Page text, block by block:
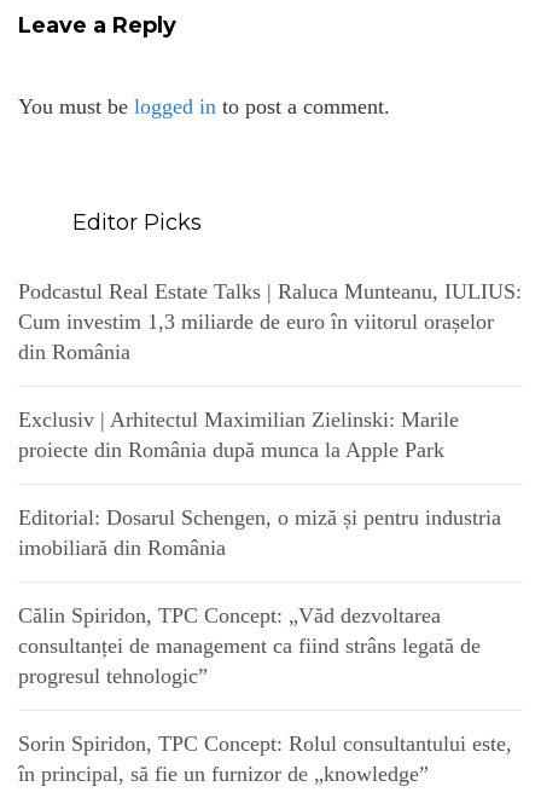
Leave a Reply
You must be logged in to post a comment.
Editor Picks
Podcastul Real Estate Talks | Raluca Munteanu, IULIUS:
Cum investim 1,3 miliarde de euro în viitorul orașelor
din România
Exclusiv | Arhitectul Maximilian Zielinski: Marile
proiecte din România după munca la Apple Park
Editorial: Dosarul Schengen, o miză și pentru industria
imobiliară din România
Călin Spiridon, TPC Concept: „Văd dezvoltarea
consultanței de management ca fiind strâns legată de
progresul tehnologic”
Sorin Spiridon, TPC Concept: Rolul consultantului este,
în principal, să fie un furnizor de „knowledge”